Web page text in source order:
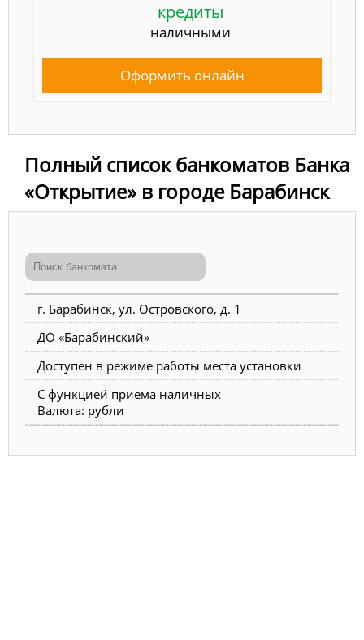
кредиты
наличными
Оформить онлайн
Полный список банкоматов Банка
«Открытие» в городе Барабинск
г. Барабинск, ул. Островского, д. 1
ДО «Барабинский»
Доступен в режиме работы места установки
С функцией приема наличных
Валюта: рубли